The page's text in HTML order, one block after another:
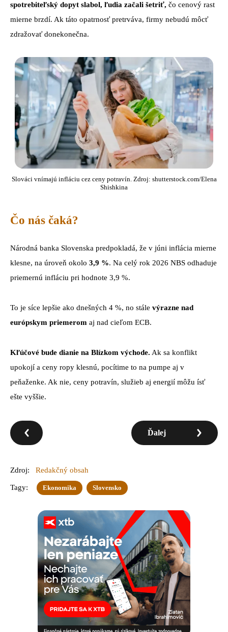
spotrebiteľský dopyt slabol, ľudia začali šetriť, čo cenový rast
mierne brzdí. Ak táto opatrnosť pretrváva, firmy nebudú môcť
zdražovať donekonečna.
Slováci vnímajú infláciu cez ceny potravín. Zdroj: shutterstock.com/Elena
Shishkina
Čo nás čaká?
Národná banka Slovenska predpokladá, že v júni inflácia mierne
klesne, na úroveň okolo 3,9 %. Na celý rok 2026 NBS odhaduje
priemernú infláciu pri hodnote 3,9 %.
To je síce lepšie ako dnešných 4 %, no stále výrazne nad
európskym priemerom aj nad cieľom ECB.
Kľúčové bude dianie na Blízkom východe. Ak sa konflikt
upokojí a ceny ropy klesnú, pocítime to na pumpe aj v
peňaženke. Ak nie, ceny potravín, služieb aj energií môžu ísť
ešte vyššie.
Ďalej
Zdroj: Redakčný obsah
Tagy: Ekonomika Slovensko